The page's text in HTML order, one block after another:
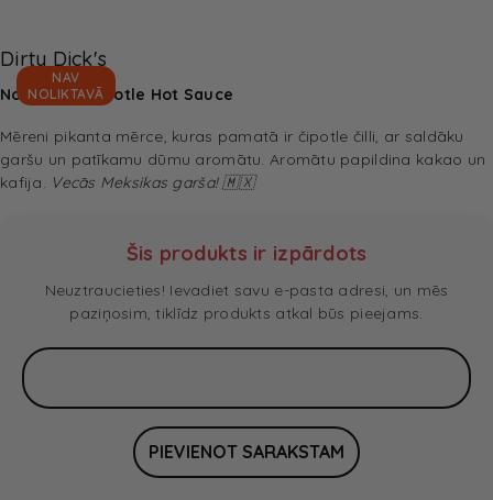
NAV
NOLIKTAVĀ
Dirty Dick's
No Name Chipotle Hot Sauce
Mēreni pikanta mērce, kuras pamatā ir čipotle čilli, ar saldāku
garšu un patīkamu dūmu aromātu. Aromātu papildina kakao un
kafija. Vecās Meksikas garša! 🇲🇽
Šis produkts ir izpārdots
Neuztraucieties! Ievadiet savu e-pasta adresi, un mēs
paziņosim, tiklīdz produkts atkal būs pieejams.